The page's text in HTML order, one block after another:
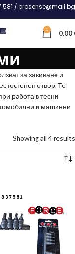
581 / prosense@mail.bg
0 0,00
за завиване и
отвор. Те
работа в тесни
и машинни
Showing all 4 results